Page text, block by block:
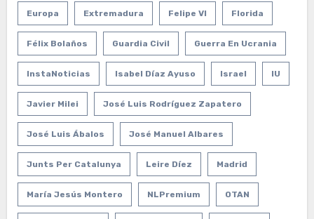
Europa Extremadura Felipe VI Florida
Félix Bolaños Guardia Civil Guerra En Ucrania
InstaNoticias Isabel Díaz Ayuso Israel IU
Javier Milei José Luis Rodríguez Zapatero
José Luis Ábalos José Manuel Albares
Junts Per Catalunya Leire Díez Madrid
María Jesús Montero NLPremium OTAN